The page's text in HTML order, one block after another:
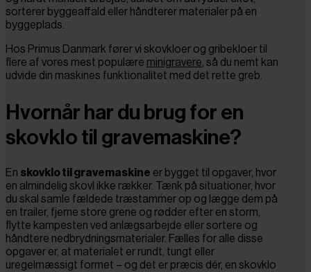
sorterer byggeaffald eller håndterer materialer på en
byggeplads.
Hos Primus Danmark fører vi skovkloer og gribekloer til
flere af vores mest populære minigravere , så du nemt kan
udvide din maskines funktionalitet med det rette greb.
Hvornår har du brug for en
skovklo til gravemaskine?
En skovklo til gravemaskine er bygget til opgaver, hvor
en almindelig skovl ikke rækker. Tænk på situationer, hvor
du skal samle fældede træstammer op og lægge dem på
en trailer, fjerne store grene og rødder efter en storm,
flytte kampesten ved anlægsarbejde eller sortere og
håndtere nedbrydningsmaterialer. Fælles for alle disse
opgaver er, at materialet er rundt, tungt eller
uregelmæssigt formet – og det er præcis dér, en skovklo